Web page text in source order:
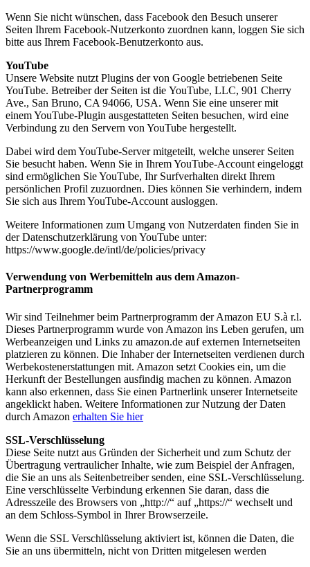
Wenn Sie nicht wünschen, dass Facebook den Besuch unserer
Seiten Ihrem Facebook-Nutzerkonto zuordnen kann, loggen Sie sich
bitte aus Ihrem Facebook-Benutzerkonto aus.
YouTube
Unsere Website nutzt Plugins der von Google betriebenen Seite
YouTube. Betreiber der Seiten ist die YouTube, LLC, 901 Cherry
Ave., San Bruno, CA 94066, USA. Wenn Sie eine unserer mit
einem YouTube-Plugin ausgestatteten Seiten besuchen, wird eine
Verbindung zu den Servern von YouTube hergestellt.
Dabei wird dem YouTube-Server mitgeteilt, welche unserer Seiten
Sie besucht haben. Wenn Sie in Ihrem YouTube-Account eingeloggt
sind ermöglichen Sie YouTube, Ihr Surfverhalten direkt Ihrem
persönlichen Profil zuzuordnen. Dies können Sie verhindern, indem
Sie sich aus Ihrem YouTube-Account ausloggen.
Weitere Informationen zum Umgang von Nutzerdaten finden Sie in
der Datenschutzerklärung von YouTube unter:
https://www.google.de/intl/de/policies/privacy
Verwendung von Werbemitteln aus dem Amazon-
Partnerprogramm
Wir sind Teilnehmer beim Partnerprogramm der Amazon EU S.à r.l.
Dieses Partnerprogramm wurde von Amazon ins Leben gerufen, um
Werbeanzeigen und Links zu amazon.de auf externen Internetseiten
platzieren zu können. Die Inhaber der Internetseiten verdienen durch
Werbekostenerstattungen mit. Amazon setzt Cookies ein, um die
Herkunft der Bestellungen ausfindig machen zu können. Amazon
kann also erkennen, dass Sie einen Partnerlink unserer Internetseite
angeklickt haben. Weitere Informationen zur Nutzung der Daten
durch Amazon erhalten Sie hier
SSL-Verschlüsselung
Diese Seite nutzt aus Gründen der Sicherheit und zum Schutz der
Übertragung vertraulicher Inhalte, wie zum Beispiel der Anfragen,
die Sie an uns als Seitenbetreiber senden, eine SSL-Verschlüsselung.
Eine verschlüsselte Verbindung erkennen Sie daran, dass die
Adresszeile des Browsers von „http://“ auf „https://“ wechselt und
an dem Schloss-Symbol in Ihrer Browserzeile.
Wenn die SSL Verschlüsselung aktiviert ist, können die Daten, die
Sie an uns übermitteln, nicht von Dritten mitgelesen werden